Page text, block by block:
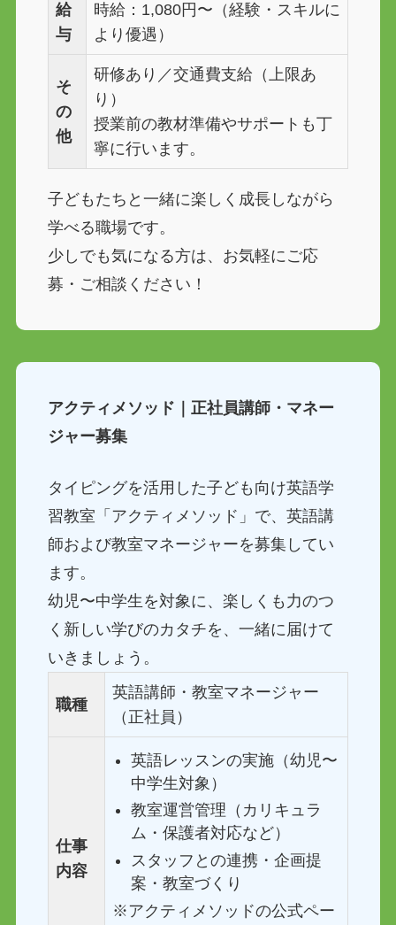
給
与
時給：1,080円〜（経験・スキルに
より優遇）
そ
の
他
研修あり／交通費支給（上限あ
り）
授業前の教材準備やサポートも丁
寧に行います。
子どもたちと一緒に楽しく成長しながら
学べる職場です。
少しでも気になる方は、お気軽にご応
募・ご相談ください！
アクティメソッド｜正社員講師・マネー
ジャー募集
タイピングを活用した子ども向け英語学
習教室「アクティメソッド」で、英語講
師および教室マネージャーを募集してい
ます。
幼児〜中学生を対象に、楽しくも力のつ
く新しい学びのカタチを、一緒に届けて
いきましょう。
職種
英語講師・教室マネージャー
（正社員）
仕事
内容
英語レッスンの実施（幼児〜
中学生対象）
教室運営管理（カリキュラ
ム・保護者対応など）
スタッフとの連携・企画提
案・教室づくり
※アクティメソッドの公式ペー